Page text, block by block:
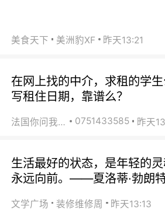
美食天下 美洲豹XF 昨天13:21
在网上找的中介，求租的学
写租住日期，靠谱么？
法国你问我答 0751433585 昨天
生活最好的状态，是年轻的灵
永远向前。——夏洛蒂·勃朗特
文学广场 装修维修周 昨天13:13